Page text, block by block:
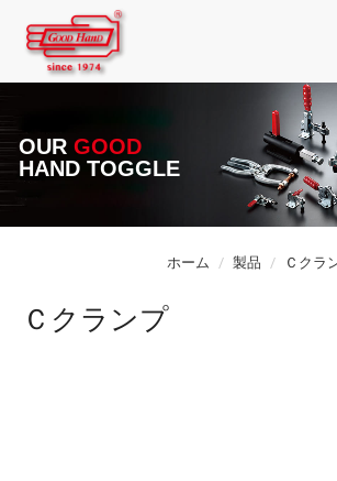
OUR GOOD
HAND TOGGLE
ホーム 製品 Ｃクラ
Ｃクランプ